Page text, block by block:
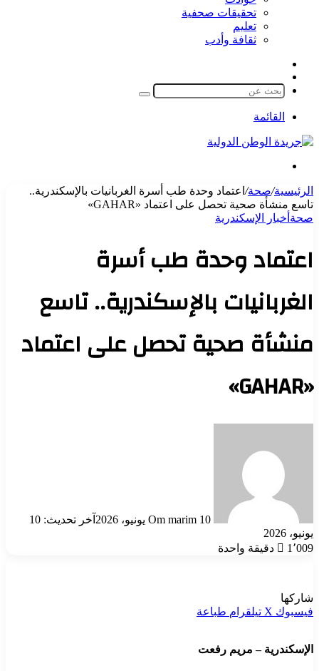
تحقيقات صحفية
تعليم
ثقافة وأدب
المظلم
بحث
القائمة
الرئيسية/صحة/ اعتماد وحدة طب أسرة الغربانيات بالإسكندرية..
تاسع منشأة صحية تحصل على اعتماد «GAHAR»
صحة أخبار الإسكندرية
اعتماد وحدة طب أسرة
الغربانيات بالإسكندرية.. تاسع
منشأة صحية تحصل على اعتماد
«GAHAR»
Om marim 10 يونيو، 2026
آخر تحديث: 10
يونيو، 2026
1٬009
دقيقة واحدة
شاركها
فيسبوك ‫X تيلقرام طباعة
الإسكندرية – مريم رفعت